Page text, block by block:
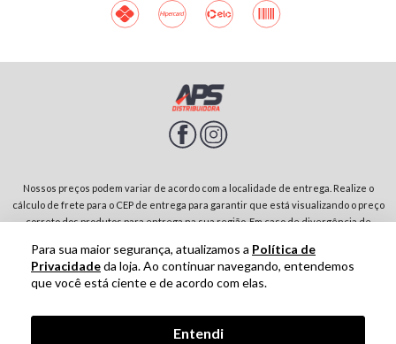
Para sua maior segurança, atualizamos a Política de
Privacidadeda loja. Ao continuar navegando, entendemos
que você está ciente e de acordo com elas.
Entendi
Nossos preços podem variar de acordo com a localidade de entrega. Realize o
cálculo de frete para o CEP de entrega para garantir que está visualizando o preço
correto dos produtos para entrega na sua região. Em caso de divergência de
no carrinho de compras. Rodovia SP-342, Parque Residencial Jardim São Domingos |
13874-243-São João da Boa Vista-SP | CNPJ: 01.910.513/0001-00
Tecnologia